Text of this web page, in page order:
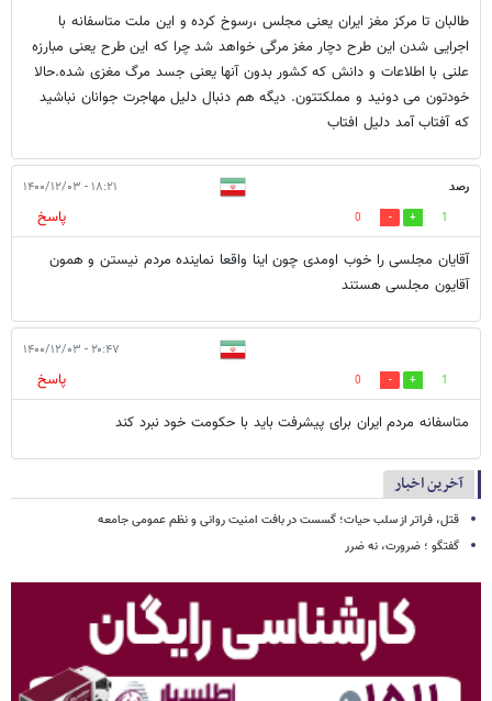
طالبان تا مرکز مغز ایران یعنی مجلس ،رسوخ کرده و این ملت متاسفانه با
اجرایی شدن این طرح دچار مغز مرگی خواهد شد چرا که این طرح یعنی مبارزه
علنی با اطلاعات و دانش که کشور بدون آنها یعنی جسد مرگ مغزی شده.حالا
خودتون می دونید و مملکتتون. دیگه هم دنبال دلیل مهاجرت جوانان نباشید
که آفتاب آمد دلیل افتاب
رصد ۱۸:۲۱ - ۱۴۰۰/۱۲/۰۳
1
0
پاسخ
آقایان مجلسی را خوب اومدی چون اینا واقعا نماینده مردم نیستن و همون
آقایون مجلسی هستند
۲۰:۴۷ - ۱۴۰۰/۱۲/۰۳
1
0
پاسخ
متاسفانه مردم ایران برای پیشرفت باید با حکومت خود نبرد کند
آخرین اخبار
قتل، فراتر از سلب حیات؛ گسست در بافت امنیت روانی و نظم عمومی جامعه
گفتگو ؛ ضرورت، نه ضرر